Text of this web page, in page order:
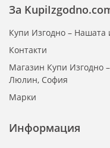
Информация
За
Купи Изгодно – Нашата
Контакти
Магазин Купи Изгодно
Люлин, София
Марки